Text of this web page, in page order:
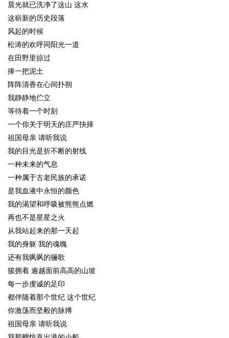
晨光就已洗净了这山 这水
这崭新的历史段落
风起的时候
松涛的欢呼同阳光一道
在田野里掠过
捧一把泥土
阵阵清香在心间扑朔
我静静地伫立
等待着一个时刻
一个你关于明天的庄严抉择
祖国母亲 请听我说
我的目光是折不断的射线
一种未来的气息
一种属于古老民族的承诺
是我血液中永恒的颜色
我的渴望和呼吸被熊熊点燃
再也不是星星之火
从我站起来的那一天起
我的身躯 我的魂魄
还有我飒飒的骊歌
簇拥着 逾越面前高高的山坡
每一步虔诚的足印
都伴随着那个世纪 这个世纪
你激荡而坚毅的脉搏
祖国母亲 请听我说